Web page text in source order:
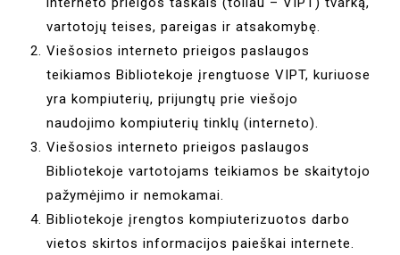
vartotojų teises, pareigas ir atsakomybę.
Viešosios interneto prieigos paslaugos
teikiamos Bibliotekoje įrengtuose VIPT, kuriuose
yra kompiuterių, prijungtų prie viešojo
naudojimo kompiuterių tinklų (interneto).
Viešosios interneto prieigos paslaugos
Bibliotekoje vartotojams teikiamos be skaitytojo
pažymėjimo ir nemokamai.
Bibliotekoje įrengtos kompiuterizuotos darbo
vietos skirtos informacijos paieškai internete.